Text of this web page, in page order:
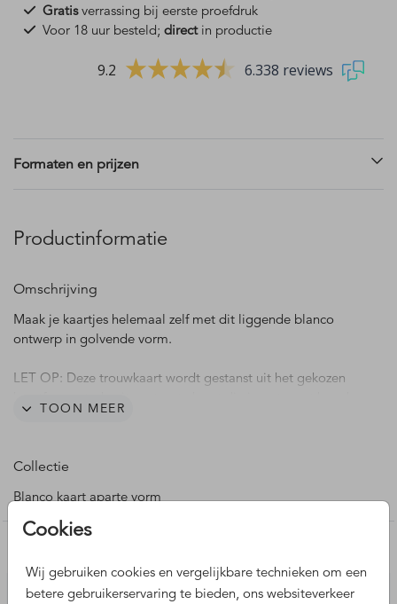
Cookies
Wij gebruiken cookies en vergelijkbare technieken om een
betere gebruikerservaring te bieden, ons websiteverkeer
Gratisverrassing bij eerste proefdruk
Voor 18 uur besteld; directin productie
9.2 6.338 reviews
Formaten en prijzen
Productinformatie
Omschrijving
Maak je kaartjes helemaal zelf met dit liggende blanco
ontwerp in golvende vorm.
LET OP: Deze trouwkaart wordt gestanst uit het gekozen
een stukje kleiner zijn dan het bestelde kaartformaat.
TOON MEER
Collectie
Blanco kaart aparte vorm